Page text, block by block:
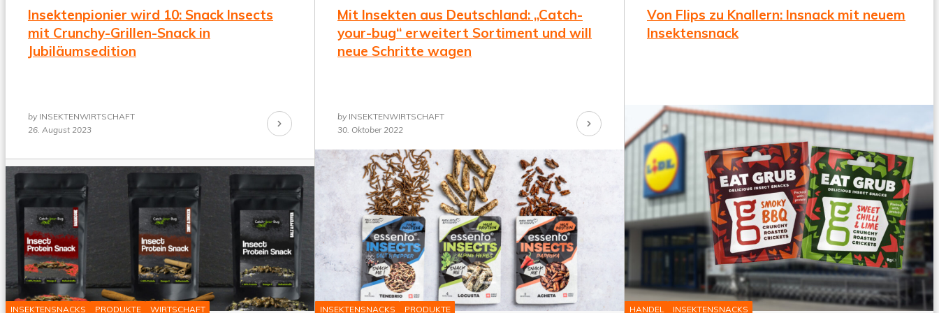
Insektenpionier wird 10: Snack Insects
mit Crunchy-Grillen-Snack in
Jubiläumsedition
by INSEKTENWIRTSCHAFT
26. August 2023
Continue
Mit Insekten aus Deutschland: „Catch-
your-bug“ erweitert Sortiment und will
neue Schritte wagen
by INSEKTENWIRTSCHAFT
30. Oktober 2022
Continue
Von Flips zu Knallern: Insnack mit neuem
Insektensnack
byINSEKTENWIRTSCHAFT
30. Dezember 2020
Continue
Reading
INSEKTENSNACKS PRODUKTE WIRTSCHAFT INSEKTENSNACKS PRODUKTE HANDEL INSEKTENSNACKS